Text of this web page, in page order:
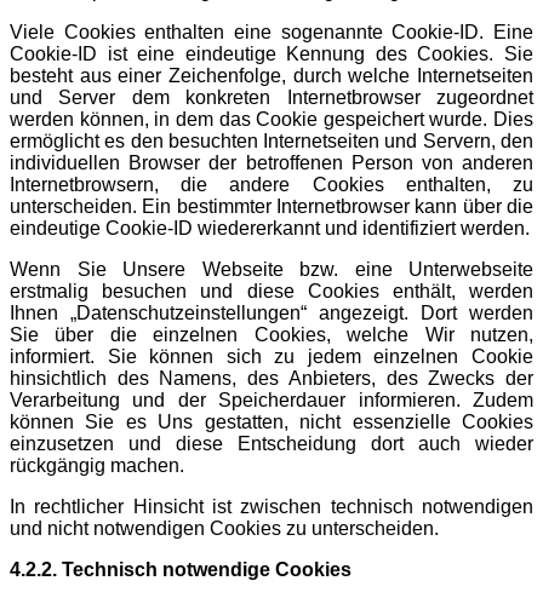
Viele Cookies enthalten eine sogenannte Cookie-ID. Eine
Cookie-ID ist eine eindeutige Kennung des Cookies. Sie
besteht aus einer Zeichenfolge, durch welche Internetseiten
und Server dem konkreten Internetbrowser zugeordnet
werden können, in dem das Cookie gespeichert wurde. Dies
ermöglicht es den besuchten Internetseiten und Servern, den
individuellen Browser der betroffenen Person von anderen
Internetbrowsern, die andere Cookies enthalten, zu
unterscheiden. Ein bestimmter Internetbrowser kann über die
eindeutige Cookie-ID wiedererkannt und identifiziert werden.
Wenn Sie Unsere Webseite bzw. eine Unterwebseite
erstmalig besuchen und diese Cookies enthält, werden
Ihnen „Datenschutzeinstellungen“ angezeigt. Dort werden
Sie über die einzelnen Cookies, welche Wir nutzen,
informiert. Sie können sich zu jedem einzelnen Cookie
hinsichtlich des Namens, des Anbieters, des Zwecks der
Verarbeitung und der Speicherdauer informieren. Zudem
können Sie es Uns gestatten, nicht essenzielle Cookies
einzusetzen und diese Entscheidung dort auch wieder
rückgängig machen.
In rechtlicher Hinsicht ist zwischen technisch notwendigen
und nicht notwendigen Cookies zu unterscheiden.
4.2.2. Technisch notwendige Cookies